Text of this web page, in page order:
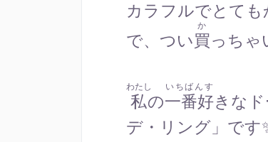
カラフルでとて
で、つい買
か
っちゃ
私
わたし
の一番好
いちばんす
きなド
デ・リング」です